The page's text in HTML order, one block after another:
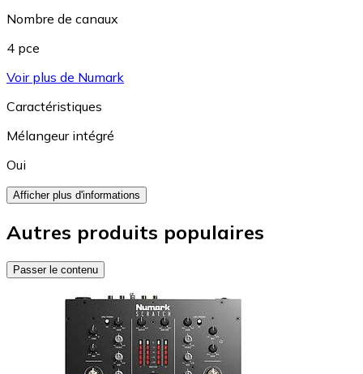
Nombre de canaux
4 pce
Voir plus de Numark
Caractéristiques
Mélangeur intégré
Oui
Afficher plus d'informations
Autres produits populaires
Passer le contenu